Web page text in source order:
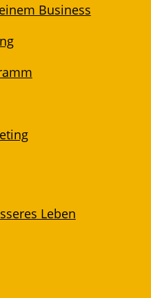
Business
Leben